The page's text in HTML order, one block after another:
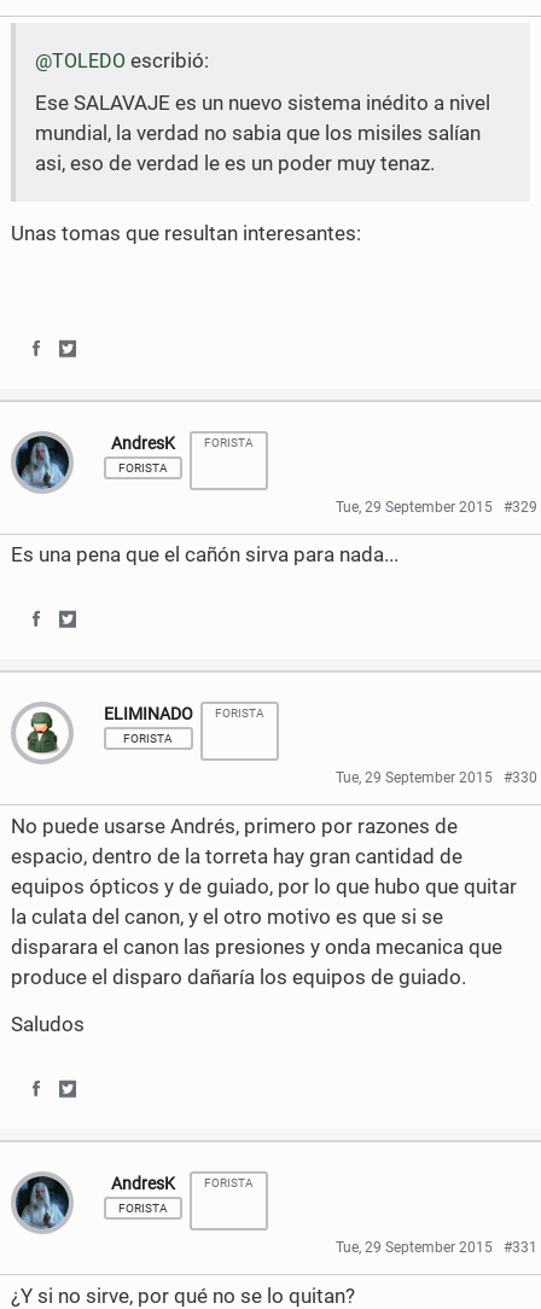
o e
r
e
c
o
o
k
e
o
n
T
e
r
@TOLEDO escribió:
Ese SALAVAJE es un nuevo sistema inédito a nivel
mundial, la verdad no sabia que los misiles salían
asi, eso de verdad le es un poder muy tenaz.
Unas tomas que resultan interesantes:
h
a
r
e
n
a
c
b
o
o
k
h
a
r
e
n
w
i
t
r
AndresK
FORISTA
FORISTA
Tue, 29 September 2015 #329
Es una pena que el cañón sirva para nada...
a
r
e
o
n
a
c
b
o
o
k
a
r
e
o
n
w
i
t
e
r
ELIMINADO
FORISTA
FORISTA
Tue, 29 September 2015 #330
No puede usarse Andrés, primero por razones de
espacio, dentro de la torreta hay gran cantidad de
equipos ópticos y de guiado, por lo que hubo que quitar
la culata del canon, y el otro motivo es que si se
disparara el canon las presiones y onda mecanica que
produce el disparo dañaría los equipos de guiado.
Saludos
h
a
r
e
h
a
r
e
AndresK
FORISTA
FORISTA
Tue, 29 September 2015 #331
¿Y si no sirve, por qué no se lo quitan?